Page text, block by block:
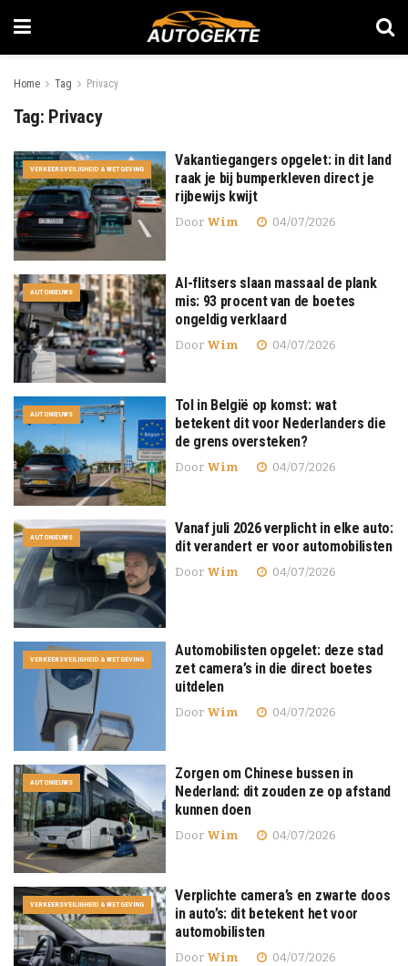
Home Tag Privacy
Tag: Privacy
VERKEERSVEILIGHEID & WETGEVING
Vakantiegangers opgelet: in dit land
raak je bij bumperkleven direct je
rijbewijs kwijt
Door Wim 04/07/2026
AUTONIEUWS
AI-flitsers slaan massaal de plank
mis: 93 procent van de boetes
ongeldig verklaard
Door Wim 04/07/2026
AUTONIEUWS
Tol in België op komst: wat
betekent dit voor Nederlanders die
de grens oversteken?
Door Wim 04/07/2026
AUTONIEUWS
Vanaf juli 2026 verplicht in elke auto:
dit verandert er voor automobilisten
Door Wim 04/07/2026
VERKEERSVEILIGHEID & WETGEVING
Automobilisten opgelet: deze stad
zet camera’s in die direct boetes
uitdelen
Door Wim 04/07/2026
AUTONIEUWS
Zorgen om Chinese bussen in
Nederland: dit zouden ze op afstand
kunnen doen
Door Wim 04/07/2026
VERKEERSVEILIGHEID & WETGEVING
Verplichte camera’s en zwarte doos
in auto’s: dit betekent het voor
automobilisten
Door Wim 04/07/2026